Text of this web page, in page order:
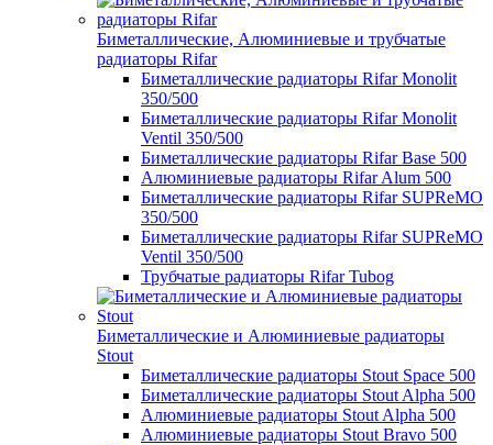
Биметаллические, Алюминиевые и трубчатые
радиаторы Rifar
Биметаллические радиаторы Rifar Monolit
350/500
Биметаллические радиаторы Rifar Monolit
Ventil 350/500
Биметаллические радиаторы Rifar Base 500
Алюминиевые радиаторы Rifar Alum 500
Биметаллические радиаторы Rifar SUPReMO
350/500
Биметаллические радиаторы Rifar SUPReMO
Ventil 350/500
Трубчатые радиаторы Rifar Tubog
Биметаллические и Алюминиевые радиаторы
Stout
Биметаллические радиаторы Stout Space 500
Биметаллические радиаторы Stout Alpha 500
Алюминиевые радиаторы Stout Alpha 500
Алюминиевые радиаторы Stout Bravo 500